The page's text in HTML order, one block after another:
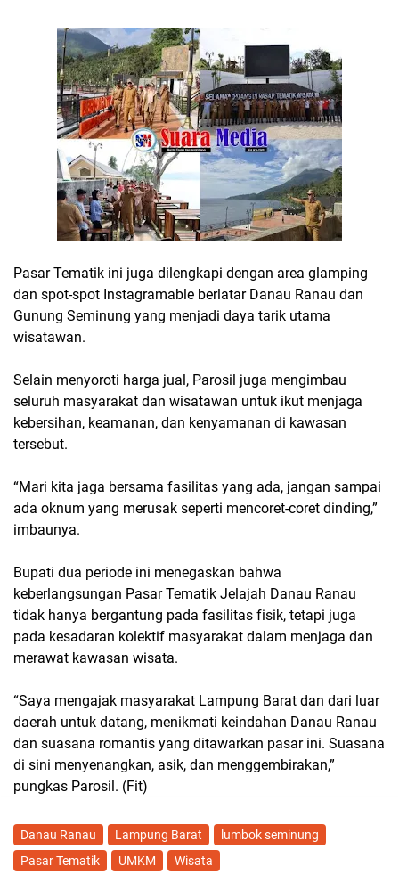
Pasar Tematik ini juga dilengkapi dengan area glamping
dan spot-spot Instagramable berlatar Danau Ranau dan
Gunung Seminung yang menjadi daya tarik utama
wisatawan.
Selain menyoroti harga jual, Parosil juga mengimbau
seluruh masyarakat dan wisatawan untuk ikut menjaga
kebersihan, keamanan, dan kenyamanan di kawasan
tersebut.
“Mari kita jaga bersama fasilitas yang ada, jangan sampai
ada oknum yang merusak seperti mencoret-coret dinding,”
imbaunya.
Bupati dua periode ini menegaskan bahwa
keberlangsungan Pasar Tematik Jelajah Danau Ranau
tidak hanya bergantung pada fasilitas fisik, tetapi juga
pada kesadaran kolektif masyarakat dalam menjaga dan
merawat kawasan wisata.
“Saya mengajak masyarakat Lampung Barat dan dari luar
daerah untuk datang, menikmati keindahan Danau Ranau
dan suasana romantis yang ditawarkan pasar ini. Suasana
di sini menyenangkan, asik, dan menggembirakan,”
pungkas Parosil. (Fit)
Danau Ranau Lampung Barat
lumbok seminung
Pasar Tematik
UMKM Wisata